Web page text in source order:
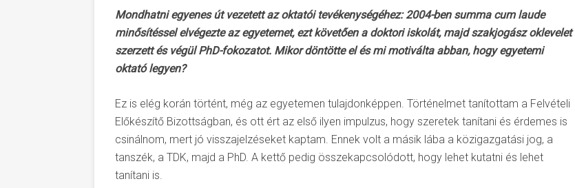
Mondhatni egyenes út vezetett az oktatói tevékenységéhez: 2004-ben summa cum laude
minősítéssel elvégezte az egyetemet, ezt követően a doktori iskolát, majd szakjogász oklevelet
szerzett és végül PhD-fokozatot. Mikor döntötte el és mi motiválta abban, hogy egyetemi
oktató legyen?
Ez is elég korán történt, még az egyetemen tulajdonképpen. Történelmet tanítottam a Felvételi
Előkészítő Bizottságban, és ott ért az első ilyen impulzus, hogy szeretek tanítani és érdemes is
csinálnom, mert jó visszajelzéseket kaptam. Ennek volt a másik lába a közigazgatási jog, a
tanszék, a TDK, majd a PhD. A kettő pedig összekapcsolódott, hogy lehet kutatni és lehet
tanítani is.